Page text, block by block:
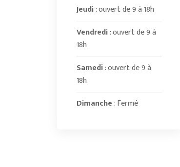
Jeudi: ouvert de 9 à 18h
Vendredi: ouvert de 9 à
18h
Samedi: ouvert de 9 à
18h
Dimanche: Fermé